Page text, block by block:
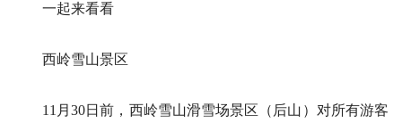
一起来看看
西岭雪山景区
11月30日前，西岭雪山滑雪场景区（后山）对所有游客